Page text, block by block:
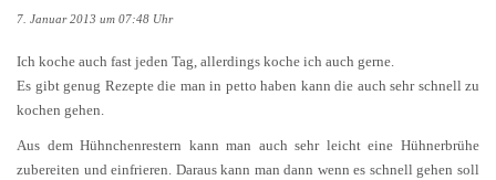
7. Januar 2013 um 07:48 Uhr
Ich koche auch fast jeden Tag, allerdings koche ich auch gerne.
Es gibt genug Rezepte die man in petto haben kann die auch sehr schnell zu
kochen gehen.
Aus dem Hühnchenrestern kann man auch sehr leicht eine Hühnerbrühe
zubereiten und einfrieren. Daraus kann man dann wenn es schnell gehen soll